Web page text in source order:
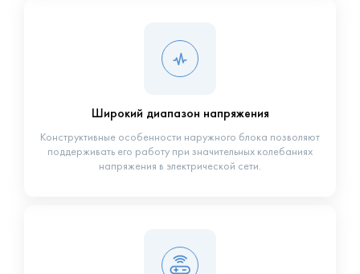
Широкий диапазон напряжения
Конструктивные особенности наружного блока позволяют
поддерживать его работу при значительных колебаниях
напряжения в электрической сети.